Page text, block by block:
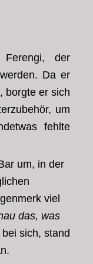
der
Da er
borgte er sich
um
fehlte
um, in der
viel
das, was
sich, stand